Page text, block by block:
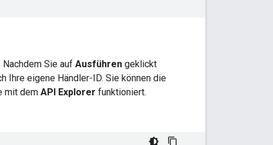
Sie auf Ausführen geklickt
Ihre eigene Händler-ID. Sie können die
mit dem API Explorer funktioniert.